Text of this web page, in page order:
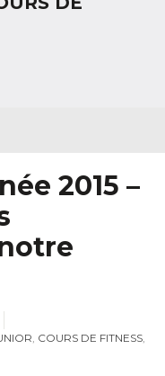
2015 –
, COURS DE FITNESS,